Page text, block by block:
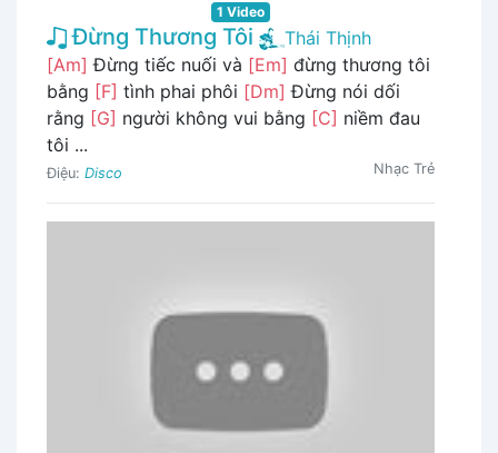
1 Video
Đừng Thương Tôi
Thái Thịnh
[Am] Đừng tiếc nuối và [Em] đừng thương tôi
bằng [F] tình phai phôi [Dm] Đừng nói dối
rằng [G] người không vui bằng [C] niềm đau
tôi ...
Điệu: Disco Nhạc Trẻ